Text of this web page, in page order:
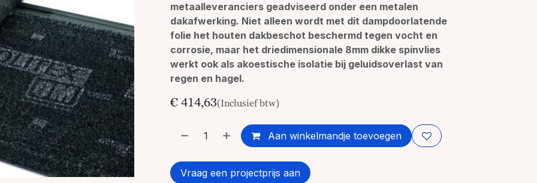
metaalleveranciers geadviseerd onder een metalen
dakafwerking. Niet alleen wordt met dit dampdoorlatende
folie het houten dakbeschot beschermd tegen vocht en
corrosie, maar het driedimensionale 8mm dikke spinvlies
werkt ook als akoestische isolatie bij geluidsoverlast van
regen en hagel.
€ 414,63(Inclusief btw)
Aan winkelmandje toevoegen
Vraag een projectprijs aan